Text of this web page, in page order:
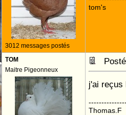
3012 messages postés
tom's
TOM
Maitre Pigeonneux
j'ai reçus
Thomas.F